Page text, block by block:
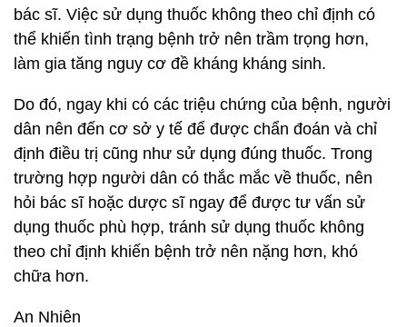
bác sĩ. Việc sử dụng thuốc không theo chỉ định có
thể khiến tình trạng bệnh trở nên trầm trọng hơn,
làm gia tăng nguy cơ đề kháng kháng sinh.
Do đó, ngay khi có các triệu chứng của bệnh, người
dân nên đến cơ sở y tế để được chẩn đoán và chỉ
định điều trị cũng như sử dụng đúng thuốc. Trong
trường hợp người dân có thắc mắc về thuốc, nên
hỏi bác sĩ hoặc dược sĩ ngay để được tư vấn sử
dụng thuốc phù hợp, tránh sử dụng thuốc không
theo chỉ định khiến bệnh trở nên nặng hơn, khó
chữa hơn.
An Nhiên